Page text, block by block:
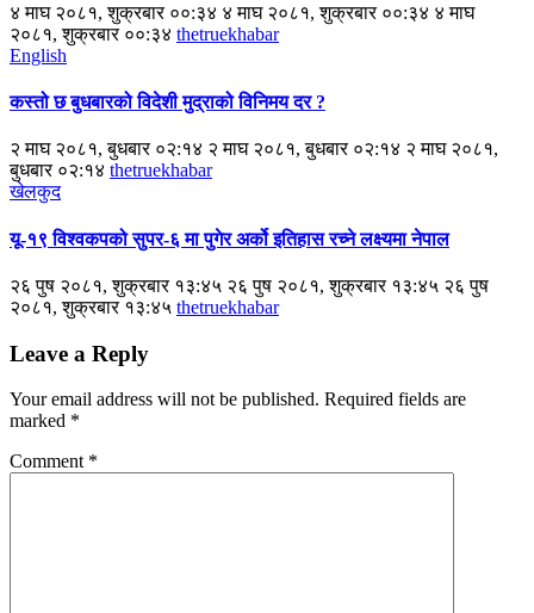
४ माघ २०८१, शुक्रबार ००:३४ ४ माघ २०८१, शुक्रबार ००:३४ ४ माघ
२०८१, शुक्रबार ००:३४ thetruekhabar
English
कस्तो छ बुधबारको विदेशी मुद्राको विनिमय दर ?
२ माघ २०८१, बुधबार ०२:१४ २ माघ २०८१, बुधबार ०२:१४ २ माघ २०८१,
बुधबार ०२:१४ thetruekhabar
खेलकुद
यू-१९ विश्वकपको सुपर-६ मा पुगेर अर्को इतिहास रच्ने लक्ष्यमा नेपाल
२६ पुष २०८१, शुक्रबार १३:४५ २६ पुष २०८१, शुक्रबार १३:४५ २६ पुष
२०८१, शुक्रबार १३:४५ thetruekhabar
Leave a Reply
Your email address will not be published. Required fields are
marked *
Comment *